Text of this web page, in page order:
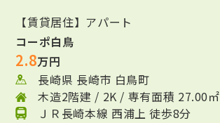
【賃貸居住】アパート
コーポ白鳥
2.8万円
長崎県 長崎市 白鳥町
木造2階建 / 2K / 専有面積 27.00㎡
ＪＲ長崎本線 西浦上 徒歩8分